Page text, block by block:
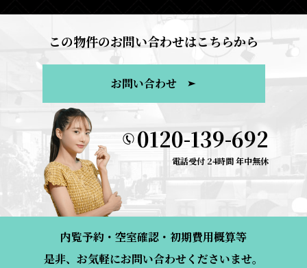
この物件のお問い合わせはこちらから
お問い合わせ
0120-139-692
電話受付 24時間 年中無休
内覧予約・空室確認・初期費用概算等
是非、お気軽にお問い合わせくださいませ。